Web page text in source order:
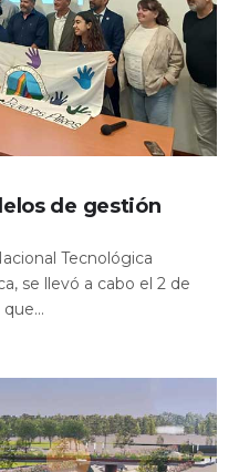
de gestión
Tecnológica
se llevó a cabo el 2 de